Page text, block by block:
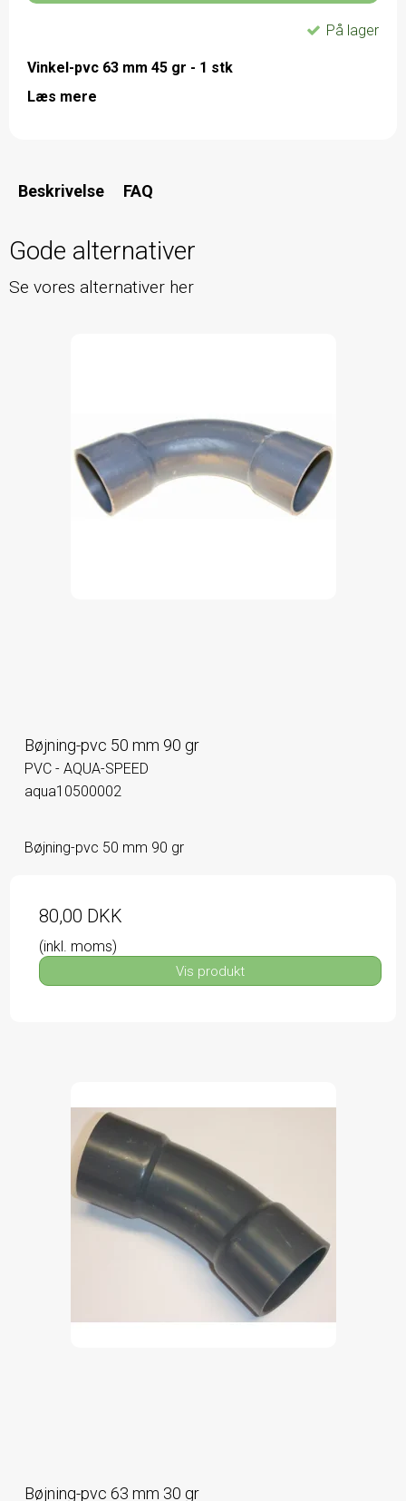
På lager
Vinkel-pvc 63 mm 45 gr - 1 stk
Læs mere
Beskrivelse FAQ
Gode alternativer
Se vores alternativer her
Bøjning-pvc 50 mm 90 gr
PVC - AQUA-SPEED
aqua10500002
Bøjning-pvc 50 mm 90 gr
80,00 DKK
(inkl. moms)
Vis produkt
Bøjning-pvc 63 mm 30 gr